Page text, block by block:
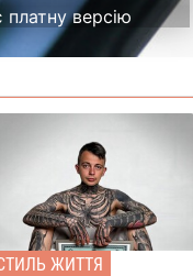
версію
ЖИТТЯ